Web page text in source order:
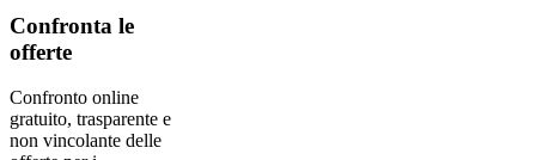
Confronta le
offerte
Confronto online
gratuito, trasparente e
non vincolante delle